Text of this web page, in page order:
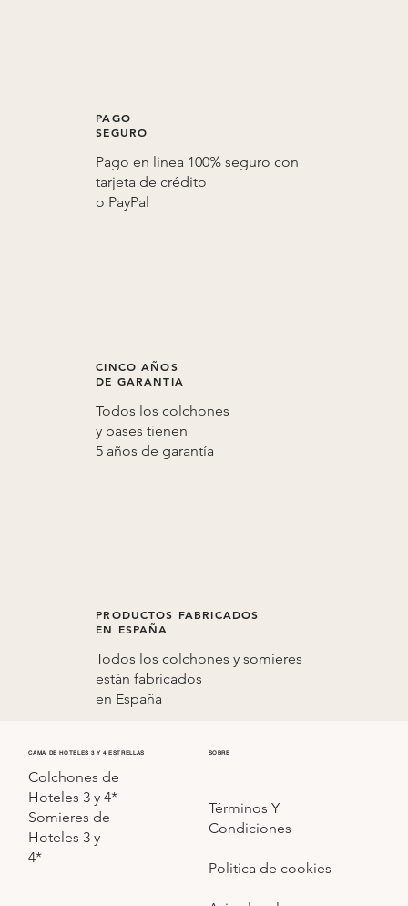
PAGO
SEGURO
Pago en linea 100% seguro con
tarjeta de crédito
o PayPal
CINCO AÑOS
DE GARANTIA
Todos los colchones
y bases tienen
5 años de garantía
PRODUCTOS FABRICADOS
EN ESPAÑA
Todos los colchones y somieres
están fabricados
en España
CAMA DE HOTELES 3 Y 4 ESTRELLAS
Colchones de
Hoteles 3 y 4*
Somieres de
Hoteles 3 y
4*
SOBRE
Términos Y
Condiciones
Politica de cookies